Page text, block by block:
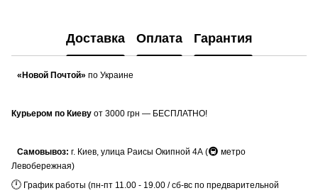
Доставка Оплата Гарантия
«Новой Почтой» по Украине
Курьером по Киеву от 3000 грн — БЕСПЛАТНО!
Самовывоз: г. Киев, улица Раисы Окипной 4А (🚇 метро
Левобережная)
🕛 График работы (пн-пт 11.00 - 19.00 / сб-вс по предварительной